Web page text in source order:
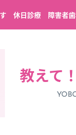
休日診療 障害者
教えて